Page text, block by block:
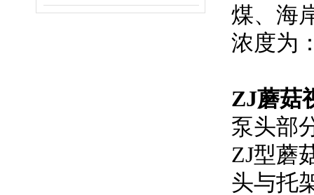
煤、
浓度为
ZJ蘑菇
泵头部
ZJ型蘑
头与托